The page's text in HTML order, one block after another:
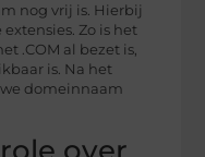
nog vrij is. Hierbij
Zo is het
.COM al bezet is,
is. Na het
domeinnaam